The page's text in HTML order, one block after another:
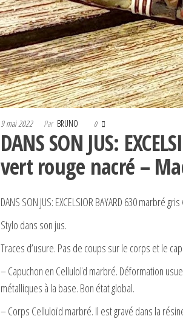
9 mai 2022 Par BRUNO 0
DANS SON JUS:
vert rouge nacré –
DANS SON JUS: EXCELSIOR BAYARD 630 marbré
Stylo dans son jus.
Traces d’usure. Pas de coups sur le corps et le
– Capuchon en Celluloïd marbré. Déformation
métalliques à la base. Bon état global.
– Corps Celluloïd marbré. Il est gravé dans la